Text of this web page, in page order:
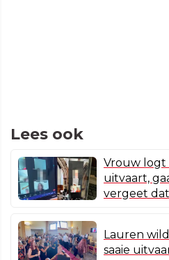
Lees ook
Vrouw logt
uitvaart,
vergeet
Lauren
saaie